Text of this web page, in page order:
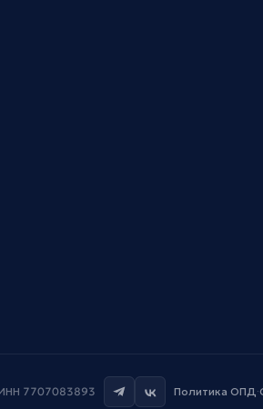
7707083893 Политика ОПД·